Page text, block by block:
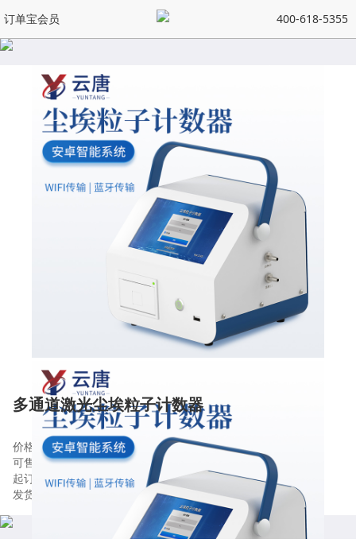
订单宝会员 400-618-5355
多通道激光尘埃粒子计数器
价格: 4600.00/个 产品等级:优
可售卖地:全国
起订:
1个 供应:
9999个
发货: